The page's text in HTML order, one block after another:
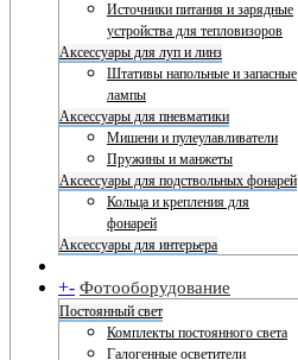
Источники питания и зарядные
устройства для тепловизоров
Аксессуары для луп и линз
Штативы напольные и запасные
лампы
Аксессуары для пневматики
Мишени и пулеулавливатели
Пружины и манжеты
Аксессуары для подствольных фонарей
Кольца и крепления для
фонарей
Аксессуары для интерьера
+- Фотооборудование
Постоянный свет
Комплекты постоянного света
Галогенные осветители